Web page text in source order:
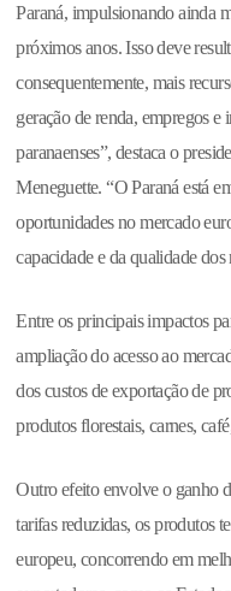
Paraná, impulsionando ainda
próximos anos. Isso deve
consequentemente, mais
geração de renda, empregos e
paranaenses”, destaca o
Meneguette. “O Paraná está
oportunidades no mercado
capacidade e da qualidade
Entre os principais impactos
ampliação do acesso ao
dos custos de exportação de
produtos florestais, carnes,
Outro efeito envolve o ganho
tarifas reduzidas, os produtos
europeu, concorrendo em